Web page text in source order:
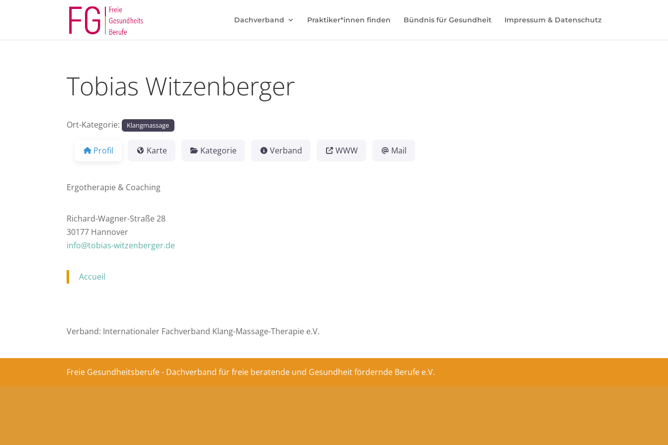
Dachverband Praktiker*innen finden Bündnis für Gesundheit Impressum & Datenschutz
Tobias Witzenberger
Ort-Kategorie: Klangmassage
Profil Karte Kategorie Verband WWW Mail
Ergotherapie & Coaching
Richard-Wagner-Straße 28
30177 Hannover
info@tobias-witzenberger.de
Accueil
Verband: Internationaler Fachverband Klang-Massage-Therapie e.V.
Freie Gesundheitsberufe - Dachverband für freie beratende und Gesundheit fördernde Berufe e.V.